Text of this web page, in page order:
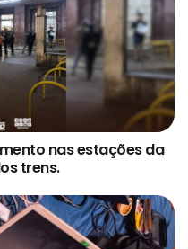
nas estações da
trens.